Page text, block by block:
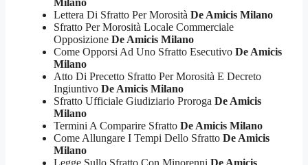
Lettera Di Sfratto Per Morosità De Amicis Milano
Sfratto Per Morosità Locale Commerciale
Opposizione De Amicis Milano
Come Opporsi Ad Uno Sfratto Esecutivo De Amicis
Milano
Atto Di Precetto Sfratto Per Morosità E Decreto
Ingiuntivo De Amicis Milano
Sfratto Ufficiale Giudiziario Proroga De Amicis
Milano
Termini A Comparire Sfratto De Amicis Milano
Come Allungare I Tempi Dello Sfratto De Amicis
Milano
Legge Sullo Sfratto Con Minorenni De Amicis